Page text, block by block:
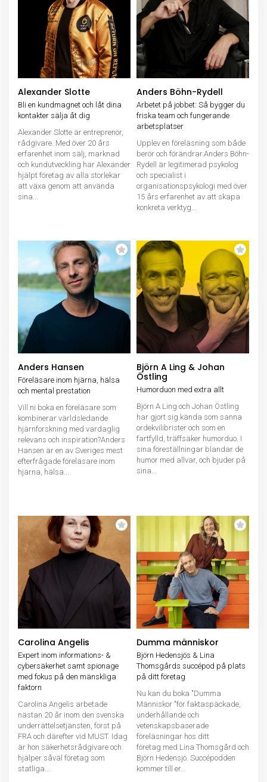
Alexander Slotte
Bli en kundmagnet och låt dina
kontakter sälja åt dig
Alexander Slotte är entreprenör,
rådgivare. Med över 20 års
erfarenhet inom sälj, marknad
och kundutveckling har Alexander
hjälpt företag av alla storlekar
att växa genom att använda
sina...
Anders Böhn-Rydell
Arbetet på jobbet: Så bygger du
friska team och fungerande
arbetsplatser
Upplev en föreläsning som både
berör och förändrar.Anders Böhn-
Rydell är legitimerad psykolog
och specialist i
organisationspsykologi med över
15 års erfarenhet av att skapa
konkreta verktyg...
Anders Hansen
Föreläsare inom hjärna, hälsa
och mental prestation
Vill ni boka en föreläsare som
kombinerar världsledande
hjärnforskning med vardaglig
relevans och inspiration?Anders
Hansen är en av Sveriges mest
efterfrågade föreläsare inom
hjärna, hälsa...
Björn A Ling & Johan
Östling
Humorduon med extra allt
Björn A Ling och Johan Östling
har gjort sig kända som sanna
ordekvilibrister och som en
fartfylld, träffsäker humorduo. I
sina föreställningar blandar de
humor med allvar, och bjuder på
sina...
Carolina Angelis
Expert inom informations- &
cybersäkerhet samt spionage
med fokus på den mänskliga
faktorn
Carolina Angelis arbetade
nästan 20 år inom den svenska
underrättelsetjänsten, först på
FRA och därefter vid MUST. Idag
är hon säkerhetsrådgivare och
hjälper såväl företag som
statliga...
Dumma människor
Björn Hedensjös & Lina
Thomsgårds succépod på plats
på ditt företag
Nu kan du boka "Dumma
Människor "för faktaspäckade,
underhållande och
vetenskapsbaserade
föreläsningar hos ditt
företag med Lina Thomsgård och
Björn Hedensjö. Succépodden
kommer till er...